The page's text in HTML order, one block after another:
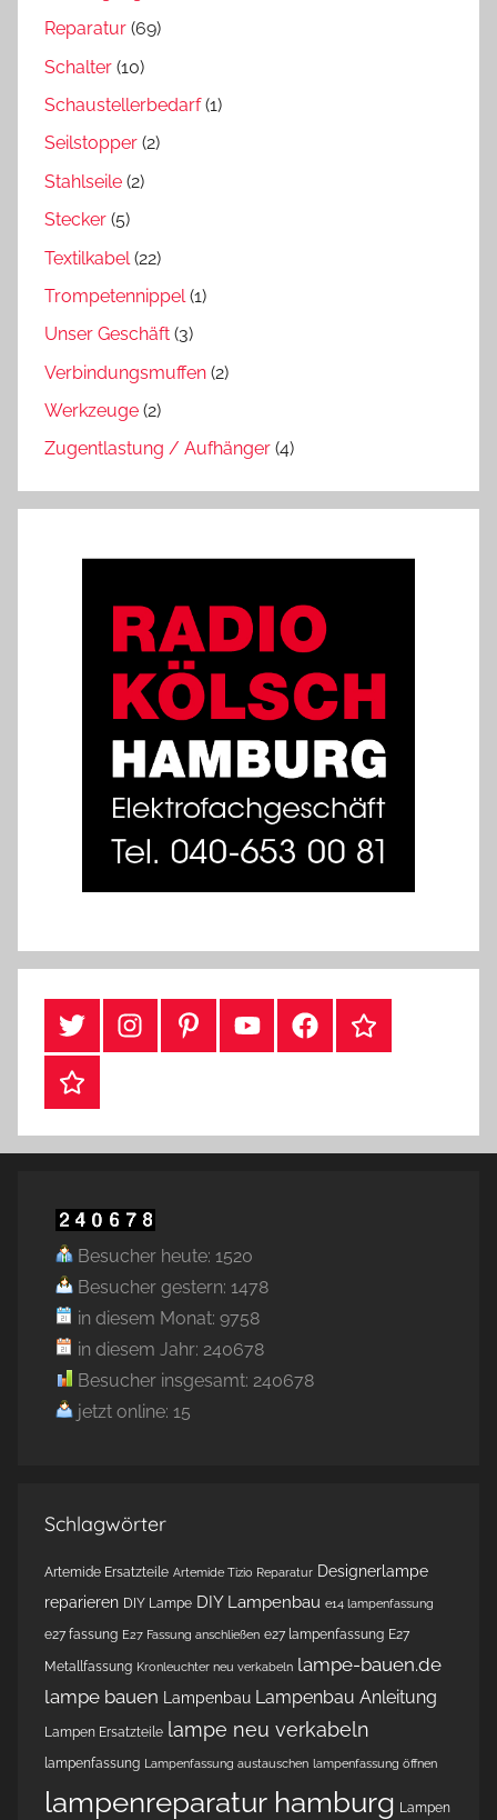
Reparatur (69)
Schalter (10)
Schaustellerbedarf(1)
Seilstopper (2)
Stahlseile (2)
Stecker (5)
Textilkabel (22)
Trompetennippel(1)
Unser Geschäft (3)
Verbindungsmuffen (2)
Werkzeuge (2)
Zugentlastung / Aufhänger (4)
#TwitterInstagramPinterestYouTubeFacebookTikTok
Webshop
Besucher heute: 1520
Besucher gestern: 1478
in diesem Monat: 9758
in diesem Jahr: 240678
Besucher insgesamt: 240678
jetzt online: 15
Schlagwörter
Artemide Ersatzteile Artemide Tizio Reparatur Designerlampe
reparieren DIY Lampe DIY Lampenbau e14 lampenfassung
e27 fassung E27 Fassung anschließen e27 lampenfassung E27
Metallfassung Kronleuchter neu verkabeln lampe-bauen.de
lampe bauen
Lampenbau Lampenbau Anleitung
Lampen Ersatzteile lampe neu verkabeln
lampenfassung Lampenfassung austauschen lampenfassung öffnen
lampenreparatur hamburg Lampen